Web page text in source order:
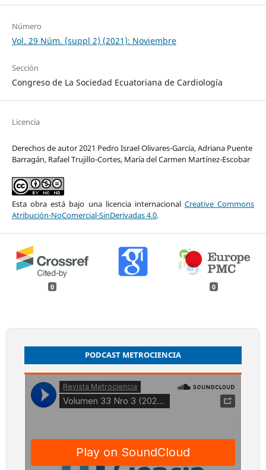
Número
Vol. 29 Núm. (suppl 2) (2021): Noviembre
Sección
Congreso de La Sociedad Ecuatoriana de Cardiología
Licencia
Derechos de autor 2021 Pedro Israel Olivares-García, Adriana Puente
Barragán, Rafael Trujillo-Cortes, María del Carmen Martínez-Escobar
Esta obra está bajo una licencia internacional Creative Commons
Atribución-NoComercial-SinDerivadas 4.0.
0 0
PODCAST METROCIENCIA